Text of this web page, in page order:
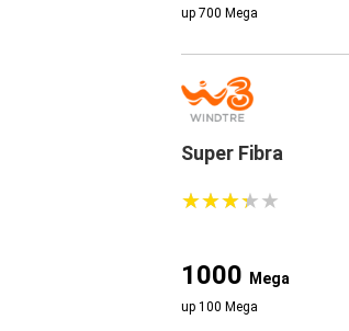
up 700 Mega
Super Fibra
★★★★★
★★★★★
1000 Mega
up 100 Mega